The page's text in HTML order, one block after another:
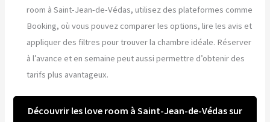
room à Saint-Jean-de-Védas, utilisez des plateformes comme
Booking, où vous pouvez comparer les options, lire les avis et
appliquer des filtres pour trouver la chambre idéale. Réserver
à l’avance et en semaine peut aussi permettre d’obtenir des
tarifs plus avantageux.
Découvrir les love room à Saint-Jean-de-Védas sur